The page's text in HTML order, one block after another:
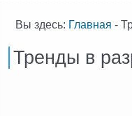
Вы здесь: Главная -
Тренды в